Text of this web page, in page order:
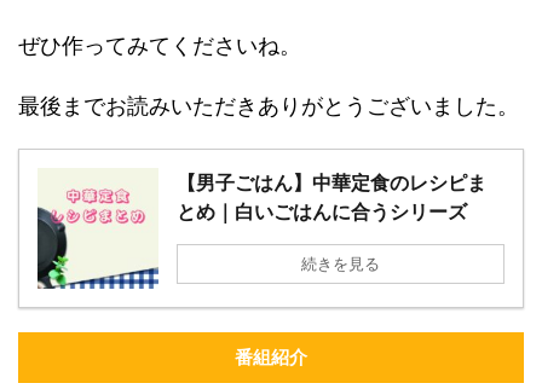
ぜひ作ってみてくださいね。
最後までお読みいただきありがとうございました。
【男子ごはん】中華定食のレシピま
とめ｜白いごはんに合うシリーズ
続きを見る
番組紹介